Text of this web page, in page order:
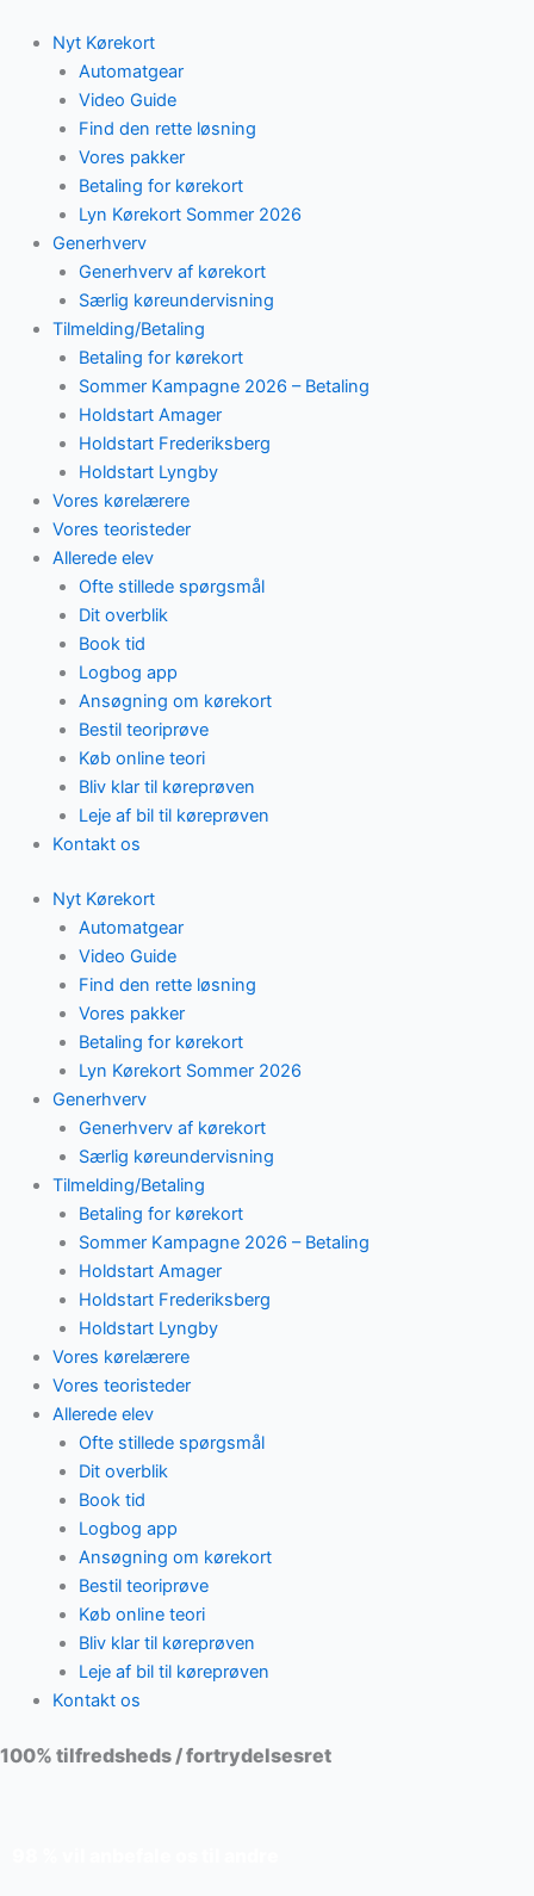
content
Nyt Kørekort
Automatgear
Video Guide
Find den rette løsning
Vores pakker
Betaling for kørekort
Lyn Kørekort Sommer 2026
Generhverv
Generhverv af kørekort
Særlig køreundervisning
Tilmelding/Betaling
Betaling for kørekort
Sommer Kampagne 2026 – Betaling
Holdstart Amager
Holdstart Frederiksberg
Holdstart Lyngby
Vores kørelærere
Vores teoristeder
Allerede elev
Ofte stillede spørgsmål
Dit overblik
Book tid
Logbog app
Ansøgning om kørekort
Bestil teoriprøve
Køb online teori
Bliv klar til køreprøven
Leje af bil til køreprøven
Kontakt os
Nyt Kørekort
Automatgear
Video Guide
Find den rette løsning
Vores pakker
Betaling for kørekort
Lyn Kørekort Sommer 2026
Generhverv
Generhverv af kørekort
Særlig køreundervisning
Tilmelding/Betaling
Betaling for kørekort
Sommer Kampagne 2026 – Betaling
Holdstart Amager
Holdstart Frederiksberg
Holdstart Lyngby
Vores kørelærere
Vores teoristeder
Allerede elev
Ofte stillede spørgsmål
Dit overblik
Book tid
Logbog app
Ansøgning om kørekort
Bestil teoriprøve
Køb online teori
Bliv klar til køreprøven
Leje af bil til køreprøven
Kontakt os
100% tilfredsheds / fortrydelsesret